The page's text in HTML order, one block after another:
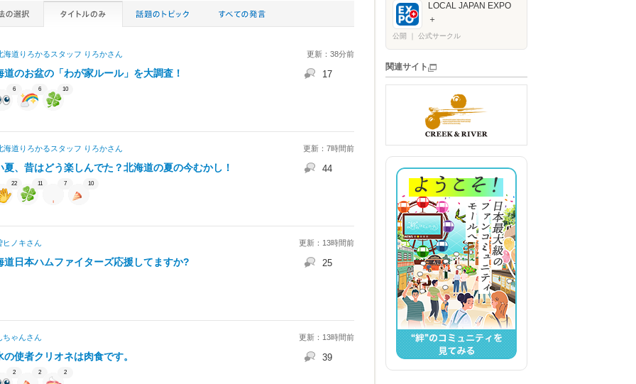
海道りろかるスタッフ りろかさん 更新：38分前
道のお盆の「わが家ルール」を大調査！ 17
6 6 10
海道りろかるスタッフ りろかさん 更新：7時間前
夏、昔はどう楽しんでた？北海道の夏の今むかし！ 44
22 11 7 10
ヒノキさん 更新：13時間前
道日本ハムファイターズ応援してますか? 25
ちゃんさん 更新：13時間前
の使者クリオネは肉食です。 39
2 2 2
LOCAL JAPAN EXPO
＋​
公開 公式サークル
関連サイト